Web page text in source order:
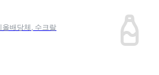
올배당체, 수크랄